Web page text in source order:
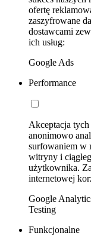
ofertę
zaszyfrowane
dostawcami
ich usług:
Google Ads
Performance
Akceptacja tych
anonimowo
surfowaniem w
witryny i
użytkownika.
internetowej
Google
Testing
Funkcjonalne